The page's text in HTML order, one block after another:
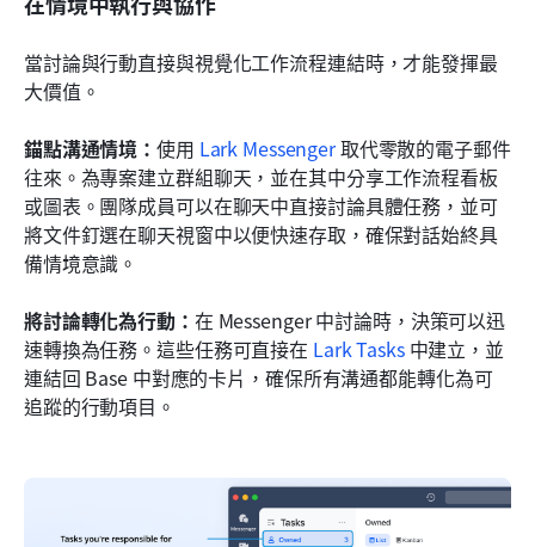
當討論與行動直接與視覺化工作流程連結時，才能發揮最
大價值。
錨點溝通情境：使用 Lark Messenger 取代零散的電子郵件
往來。為專案建立群組聊天，並在其中分享工作流程看板
或圖表。團隊成員可以在聊天中直接討論具體任務，並可
將文件釘選在聊天視窗中以便快速存取，確保對話始終具
備情境意識。
將討論轉化為行動： 在 Messenger 中討論時，決策可以迅
速轉換為任務。這些任務可直接在 Lark Tasks 中建立，並
連結回 Base 中對應的卡片，確保所有溝通都能轉化為可
追蹤的行動項目。